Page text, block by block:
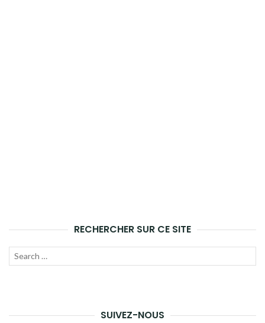
RECHERCHER SUR CE SITE
Recherche
SUIVEZ-NOUS